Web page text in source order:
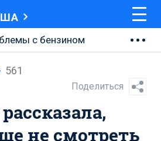
с бензином
площади
шоссе
561
Поделиться
не смотреть